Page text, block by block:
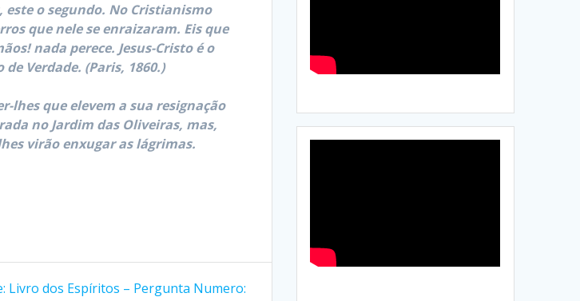
o segundo. No Cristianismo
que nele se enraizaram. Eis que
nada perece. Jesus-Cristo é o
Verdade. (Paris, 1860.)
lhes que elevem a sua resignação
no Jardim das Oliveiras, mas,
virão enxugar as lágrimas.
Post
Livro dos Espíritos – Pergunta Numero: